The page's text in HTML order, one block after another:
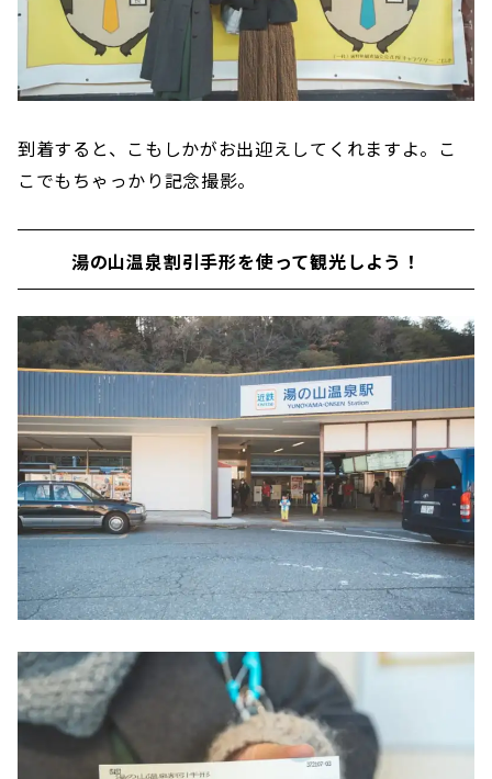
到着すると、こもしかがお出迎えしてくれますよ。こ
こでもちゃっかり記念撮影。
湯の山温泉割引手形を使って観光しよう！